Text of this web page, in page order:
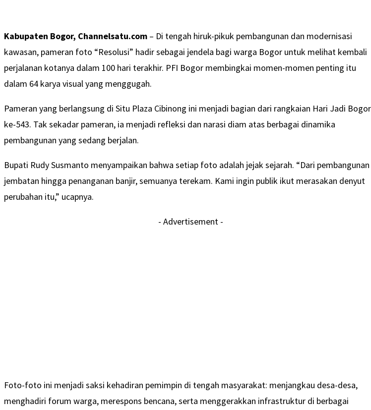
Kabupaten Bogor, Channelsatu.com – Di tengah hiruk-pikuk pembangunan dan modernisasi
kawasan, pameran foto “Resolusi” hadir sebagai jendela bagi warga Bogor untuk melihat kembali
perjalanan kotanya dalam 100 hari terakhir. PFI Bogor membingkai momen-momen penting itu
dalam 64 karya visual yang menggugah.
Pameran yang berlangsung di Situ Plaza Cibinong ini menjadi bagian dari rangkaian Hari Jadi Bogor
ke-543. Tak sekadar pameran, ia menjadi refleksi dan narasi diam atas berbagai dinamika
pembangunan yang sedang berjalan.
Bupati Rudy Susmanto menyampaikan bahwa setiap foto adalah jejak sejarah. “Dari pembangunan
jembatan hingga penanganan banjir, semuanya terekam. Kami ingin publik ikut merasakan denyut
perubahan itu,” ucapnya.
- Advertisement -
Foto-foto ini menjadi saksi kehadiran pemimpin di tengah masyarakat: menjangkau desa-desa,
menghadiri forum warga, merespons bencana, serta menggerakkan infrastruktur di berbagai